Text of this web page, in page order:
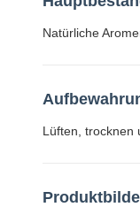
Natürliche
Lüften, trocknen